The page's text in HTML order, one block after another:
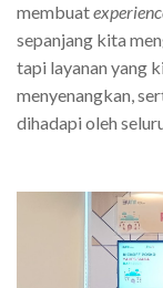
membuat
sepanjang kita
tapi layanan yang
menyenangkan,
dihadapi oleh